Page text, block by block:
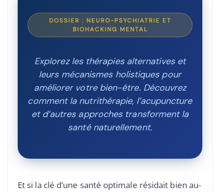
DOSSIER : NEURO-PSYCHIATRIE ET
BIOHACKING MENTAL
Explorez les thérapies alternatives et
leurs mécanismes holistiques pour
améliorer votre bien-être. Découvrez
comment la nutrithérapie, l’acupuncture
et d’autres approches transforment la
santé naturellement.
Et si la clé d’une santé optimale résidait bien au-